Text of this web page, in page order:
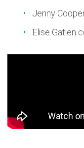
Jenny
Elise Gatien